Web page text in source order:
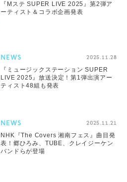
『Mステ SUPER LIVE 2025』第2弾ア
ーティスト＆コラボ企画発表
NEWS 2025.11.28
『ミュージックステーション SUPER
LIVE 2025』放送決定！第1弾出演アー
ティスト48組も発表
NEWS 2025.11.21
NHK『The Covers 湘南フェス』曲目発
表！郷ひろみ、TUBE、クレイジーケン
バンドらが登場